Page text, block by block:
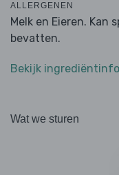
ALLERGENEN
Melk en Eieren. Kan
bevatten.
Bekijk
Wat we sturen